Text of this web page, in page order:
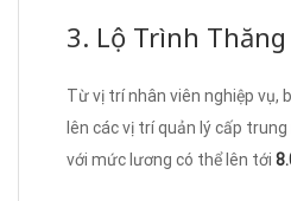
3. Lộ Trình
Từ vị trí nhân viên nghiệp vụ,
lên các vị trí quản lý cấp
với mức lương có thể lên tới